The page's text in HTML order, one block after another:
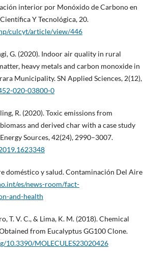
interior por Monóxido de Carbono en
Y Tecnológica, 20.
culcyt/article/view/446
G. (2020). Indoor air quality in rural
heavy metals and carbon monoxide in
Municipality. SN Applied Sciences, 2(12),
020-03800-0
R. (2020). Toxic emissions from
and derived char with a case study
Sources, 42(24), 2990–3007.
doméstico y salud. Contaminación Del Aire
es/news-room/fact-
and-health
T. V. C., & Lima, K. M. (2018). Chemical
from Eucalyptus GG100 Clone.
10.3390/MOLECULES23020426